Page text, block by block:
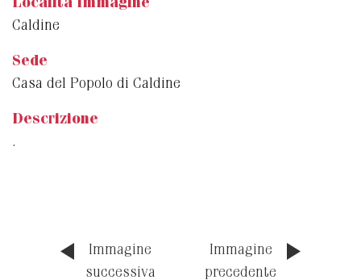
Località immagine
Caldine
Sede
Casa del Popolo di Caldine
Descrizione
.
Immagine
successiva
Immagine
precedente